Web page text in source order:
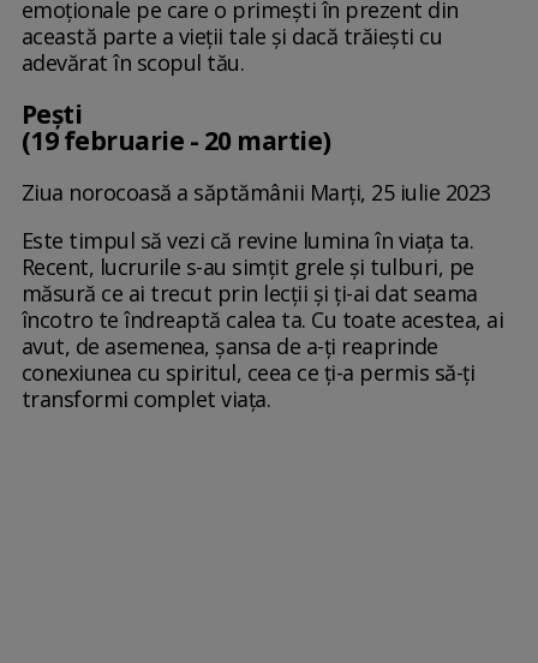
emoționale pe care o primești în prezent din
această parte a vieții tale și dacă trăiești cu
adevărat în scopul tău.
Pești
(19 februarie - 20 martie)
Ziua norocoasă a săptămânii Marți, 25 iulie 2023
Este timpul să vezi că revine lumina în viața ta.
Recent, lucrurile s-au simțit grele și tulburi, pe
măsură ce ai trecut prin lecții și ți-ai dat seama
încotro te îndreaptă calea ta. Cu toate acestea, ai
avut, de asemenea, șansa de a-ți reaprinde
conexiunea cu spiritul, ceea ce ți-a permis să-ți
transformi complet viața.